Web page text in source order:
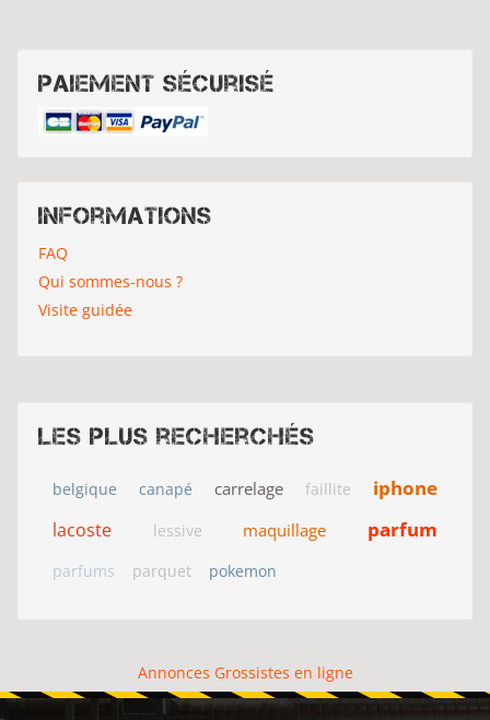
Paiement sécurisé
Informations
FAQ
Qui sommes-nous ?
Visite guidée
Les plus recherchés
belgique canapé carrelage faillite iphone
lacoste lessive maquillage parfum
parfums parquet pokemon
Annonces Grossistes en ligne